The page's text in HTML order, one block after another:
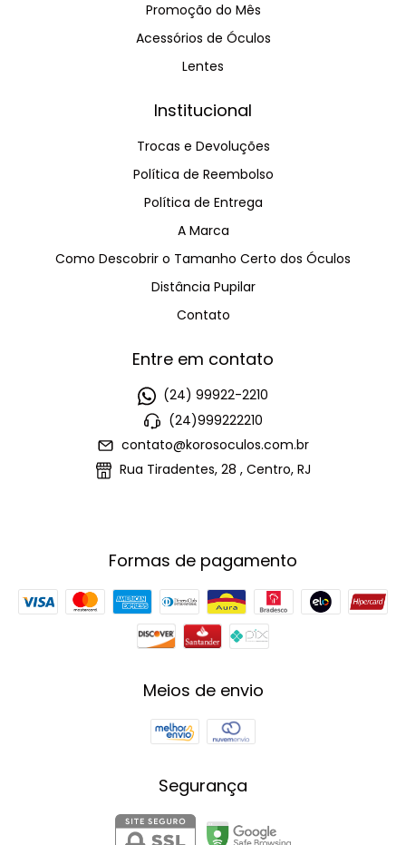
Promoção do Mês
Acessórios de Óculos
Lentes
Institucional
Trocas e Devoluções
Política de Reembolso
Política de Entrega
A Marca
Como Descobrir o Tamanho Certo dos Óculos
Distância Pupilar
Contato
Entre em contato
(24) 99922-2210
(24)999222210
contato@korosoculos.com.br
Rua Tiradentes, 28 , Centro, RJ
Formas de pagamento
Meios de envio
Segurança